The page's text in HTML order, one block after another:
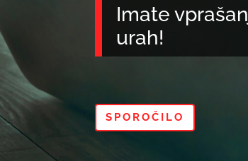
Imate
urah!
SPOROČILO